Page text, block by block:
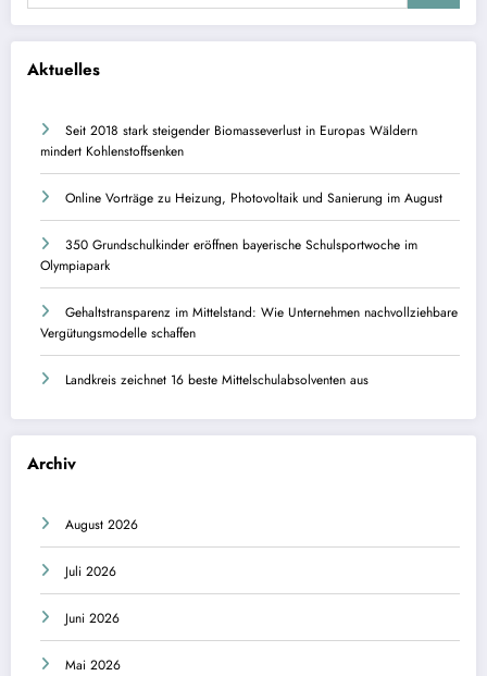
Aktuelles
Seit 2018 stark steigender Biomasseverlust in Europas Wäldern
mindert Kohlenstoffsenken
Online Vorträge zu Heizung, Photovoltaik und Sanierung im August
350 Grundschulkinder eröffnen bayerische Schulsportwoche im
Olympiapark
Gehaltstransparenz im Mittelstand: Wie Unternehmen nachvollziehbare
Vergütungsmodelle schaffen
Landkreis zeichnet 16 beste Mittelschulabsolventen aus
Archiv
August 2026
Juli 2026
Juni 2026
Mai 2026